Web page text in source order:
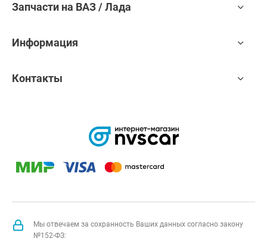
Запчасти на ВАЗ / Лада
Информация
Контакты
Мы отвечаем за сохранность Ваших данных согласно закону
№152-ФЗ: